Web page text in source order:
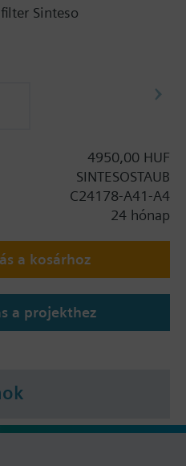
Sinteso
4950,00 HUF
SINTESOSTAUB
C24178-A41-A4
24 hónap
a kosárhoz
a projekthez